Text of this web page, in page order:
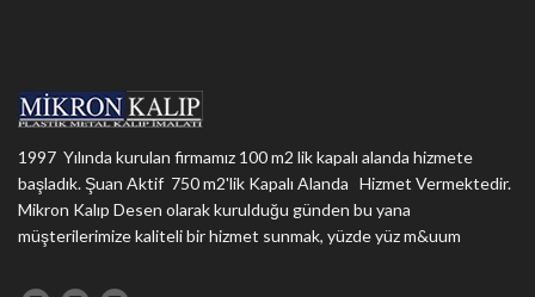
1997 Yılında kurulan firmamız 100 m2 lik kapalı alanda hizmete
başladık. Şuan Aktif 750 m2'lik Kapalı Alanda Hizmet Vermektedir.
Mikron Kalıp Desen olarak kurulduğu günden bu yana
müşterilerimize kaliteli bir hizmet sunmak, yüzde yüz m&uum